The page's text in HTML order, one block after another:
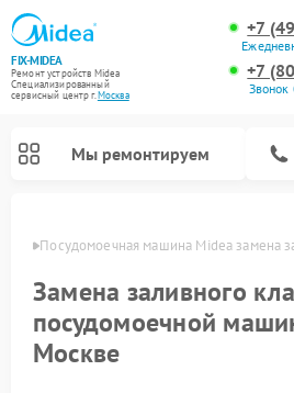
FIX-MIDEA
Ремонт устройств Midea
Специализированный
cервисный центр г.Москва
+7
+7
Мы ремонтируем
Посудомоечная машина Midea замена
Замена заливного
посудомоечной
Москве